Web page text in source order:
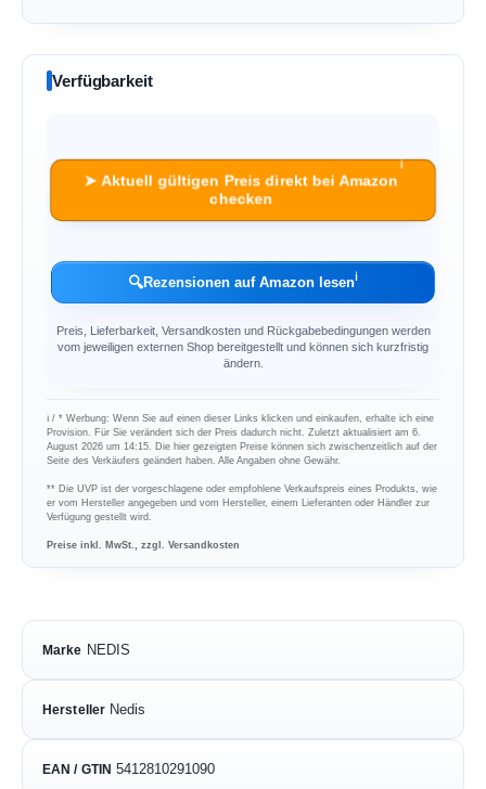
Verfügbarkeit
➤ Aktuell gültigen Preis direkt bei Amazon
checken
ℹ︎
🔍Rezensionen auf Amazon lesenℹ︎
Preis, Lieferbarkeit, Versandkosten und Rückgabebedingungen werden
vom jeweiligen externen Shop bereitgestellt und können sich kurzfristig
ändern.
ℹ︎ / * Werbung: Wenn Sie auf einen dieser Links klicken und einkaufen, erhalte ich eine
Provision. Für Sie verändert sich der Preis dadurch nicht. Zuletzt aktualisiert am 6.
August 2026 um 14:15. Die hier gezeigten Preise können sich zwischenzeitlich auf der
Seite des Verkäufers geändert haben. Alle Angaben ohne Gewähr.
** Die UVP ist der vorgeschlagene oder empfohlene Verkaufspreis eines Produkts, wie
er vom Hersteller angegeben und vom Hersteller, einem Lieferanten oder Händler zur
Verfügung gestellt wird.
Preise inkl. MwSt., zzgl. Versandkosten
Marke NEDIS
Hersteller Nedis
EAN / GTIN 5412810291090